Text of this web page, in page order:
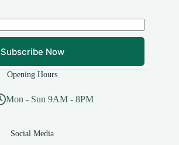
Subscribe Now
Opening Hours
Mon - Sun 9AM - 8PM
Social Media